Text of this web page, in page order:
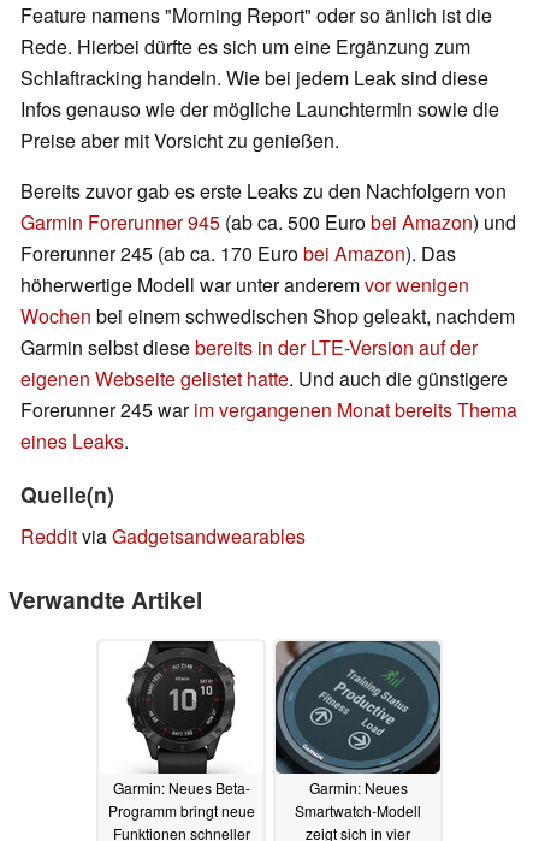
Feature namens "Morning Report" oder so änlich ist die
Rede. Hierbei dürfte es sich um eine Ergänzung zum
Schlaftracking handeln. Wie bei jedem Leak sind diese
Infos genauso wie der mögliche Launchtermin sowie die
Preise aber mit Vorsicht zu genießen.
Bereits zuvor gab es erste Leaks zu den Nachfolgern von
Garmin Forerunner 945 (ab ca. 500 Eurobei Amazon) und
Forerunner 245 (ab ca. 170 Eurobei Amazon). Das
höherwertige Modell war unter anderemvor wenigen
Wochen bei einem schwedischen Shop geleakt, nachdem
Garmin selbst diesebereits in der LTE-Version auf der
eigenen Webseite gelistet hatte. Und auch die günstigere
Forerunner 245 warim vergangenen Monat bereits Thema
eines Leaks.
Quelle(n)
RedditviaGadgetsandwearables
Verwandte Artikel
Garmin: Neues Beta-
Programm bringt neue
Funktionen schneller
Garmin: Neues
Smartwatch-Modell
zeigt sich in vier